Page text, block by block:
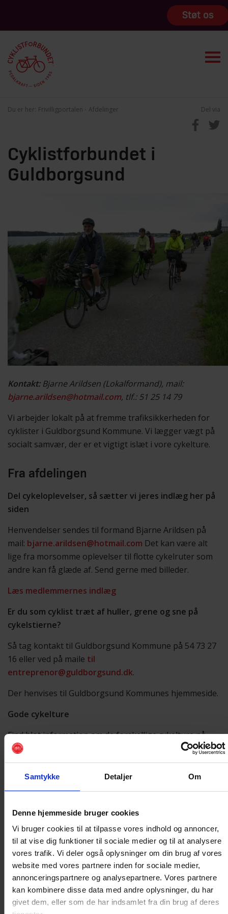
Samtykke Detaljer Om
Denne hjemmeside bruger cookies
Vi bruger cookies til at tilpasse vores indhold og annoncer,
til at vise dig funktioner til sociale medier og til at analysere
vores trafik. Vi deler også oplysninger om din brug af vores
website med vores partnere inden for sociale medier,
annonceringspartnere og analysepartnere. Vores partnere
kan kombinere disse data med andre oplysninger, du har
givet dem, eller som de har indsamlet fra din brug af deres
Støt os
Du er her: Frivilligportalen Afdelinger Del via
Cyklistforbundet i
Guldborgsund
Kontakt: Bjarne Arildsen (Lokalformand), mail:
bjarne.arildsen@hotmail.com, tlf.: 51 25 14 79
Vi arbejder lokalt på at fremme trafiksikkerheden for
cyklister i Guldborgsund Kommune. Vi lægger vægt på
socialt samvær, der er et vigtigt islæt i vore cykelture.
Fra afdelingen
Del cykeloplevelser, så sætter vi jeres indlæg her på
siden
Henvendelser sendes til formand Bjarne Arildsen på
mail: bjarne.arildsen@hotmail.com Det kan være alt
lige fra morsomme oplevelser til flotte cykelruter som
andre kan få glæde af. Send gerne med billeder.
Læs medlemmernes indlæg
Er du som cyklist træt af huller, grene og sne på
cykelstierne?
Så tag kontakt til Guldborgsund Kommune på 54 73 27
16 eller ved på maile til
entreprenor@guldborgsund.dk.
Der henvises til Guldborgsund Kommunes hjemmeside.
Gode cykelture
Find blot information om de forskellige cykelture på
nedenstående links:
ved Guldborgsund
Cykelblomsten Falster-rundt
Motionsslangen/Flere ture .
Bestyrelse
Lokalformand
Bjarne Arildsen, mail:bjarne.arildsen@hotmail.com, tlf.:
54 86 00 05